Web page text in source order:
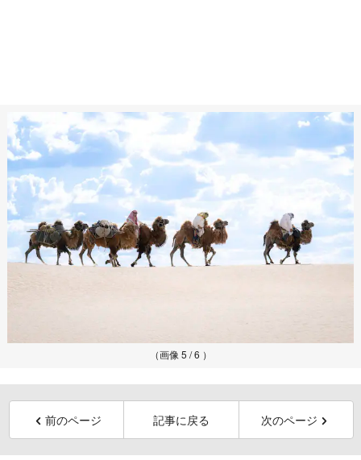
（画像 5 / 6 ）
前のページ 記事に戻る 次のページ